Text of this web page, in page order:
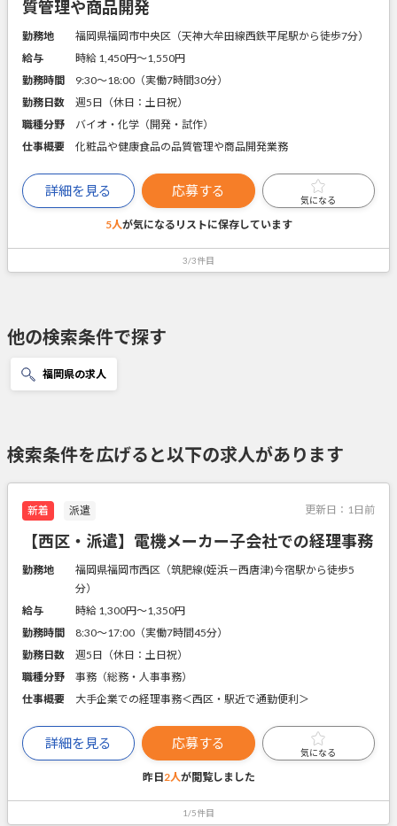
質管理や商品開発
勤務地
福岡県福岡市中央区（天神大牟田線西鉄平尾駅から徒歩7分）
給与
時給 1,450円〜1,550円
勤務時間
9:30～18:00（実働7時間30分）
勤務日数
週5日（休日：土日祝）
職種分野
バイオ・化学（開発・試作）
仕事概要
化粧品や健康食品の品質管理や商品開発業務
詳細を見る 応募する
気になる
5人が気になるリストに保存しています
3/3件目
他の検索条件で探す
福岡県の求人
検索条件を広げると以下の求人があります
新着 派遣 更新日： 1日前
【西区・派遣】電機メーカー子会社での経理事務
勤務地
福岡県福岡市西区（筑肥線(姪浜－西唐津)今宿駅から徒歩5
分）
給与
時給 1,300円〜1,350円
勤務時間
8:30～17:00（実働7時間45分）
勤務日数
週5日（休日：土日祝）
職種分野
事務（総務・人事事務）
仕事概要
大手企業での経理事務＜西区・駅近で通勤便利＞
詳細を見る 応募する
気になる
昨日2人が閲覧しました
1/5件目